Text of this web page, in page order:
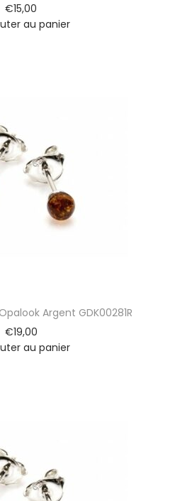
€15,00
au panier
Argent GDK00281R
€19,00
au panier